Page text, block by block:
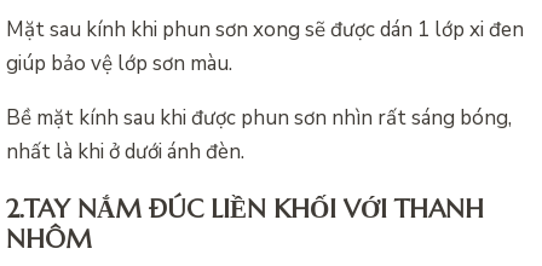
Mặt sau kính khi phun sơn xong sẽ được dán 1 lớp xi đen
giúp bảo vệ lớp sơn màu.
Bề mặt kính sau khi được phun sơn nhìn rất sáng bóng,
nhất là khi ở dưới ánh đèn.
2.TAY NẮM ĐÚC LIỀN KHỐI VỚI THANH
NHÔM